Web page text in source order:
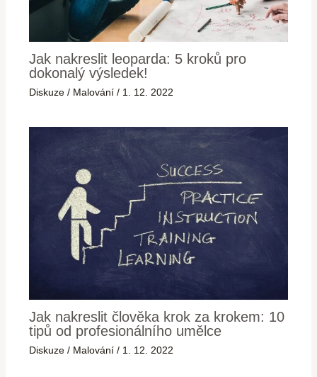
Jak nakreslit leoparda: 5 kroků pro
dokonalý výsledek!
Diskuze / Malování / 1. 12. 2022
Jak nakreslit člověka krok za krokem: 10
tipů od profesionálního umělce
Diskuze / Malování / 1. 12. 2022